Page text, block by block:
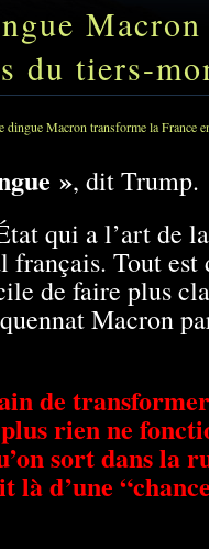
du tiers-
», dit Trump.
qui a l’art de
Tout est
de faire plus
Macron
de
rien ne
sort dans la
là d’une